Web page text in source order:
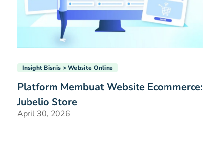
Insight Bisnis Website Online
Platform Membuat Website Ecommerce:
Jubelio Store
April 30, 2026